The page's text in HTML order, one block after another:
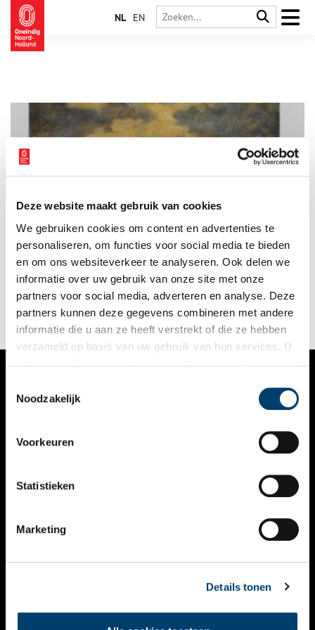
Deze website maakt gebruik van cookies
We gebruiken cookies om content en advertenties te
personaliseren, om functies voor social media te bieden
en om ons websiteverkeer te analyseren. Ook delen we
informatie over uw gebruik van onze site met onze
partners voor social media, adverteren en analyse. Deze
partners kunnen deze gegevens combineren met andere
informatie die u aan ze heeft verstrekt of die ze hebben
verzameld op basis van uw gebruik van hun services. U
Noodzakelijk
Voorkeuren
Statistieken
Marketing
Details tonen
NL EN
“Word maar geen schilder. Leer maar een vak.” Dat kreeg Jan de
Boer als jongeling te horen van leermeester Willem Jansen. De
Boer volgde die raad op. Hij werd huisschilder.
VERHALEN
KALENDER
THEMA’S
VIDEO’S
CONTACT